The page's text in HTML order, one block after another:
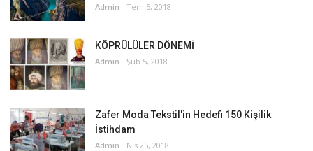
Admin Tem 5, 2018
KÖPRÜLÜLER DÖNEMİ
Admin Şub 5, 2018
Zafer Moda Tekstil'in Hedefi 150 Kişilik
İstihdam
Admin Nis 25, 2018